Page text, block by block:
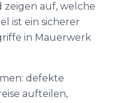
zeigen auf, welche
ist ein sicherer
in Mauerwerk
defekte
aufteilen,